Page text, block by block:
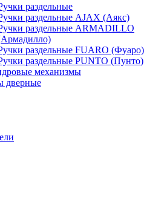
раздельные
раздельные AJAX (Аякс)
раздельные ARMADILLO
раздельные FUARO (Фуаро)
раздельные PUNTO (Пунто)
механизмы
дверные